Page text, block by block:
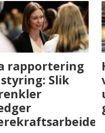
Det er i
Drammen det
skjer